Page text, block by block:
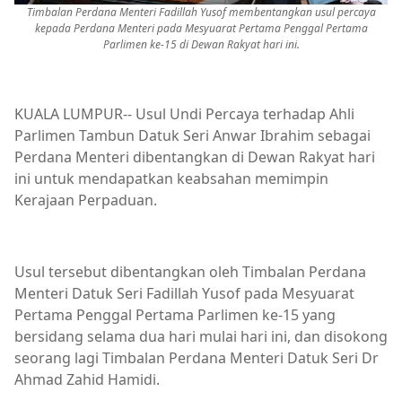
Timbalan Perdana Menteri Fadillah Yusof membentangkan usul percaya
kepada Perdana Menteri pada Mesyuarat Pertama Penggal Pertama
Parlimen ke-15 di Dewan Rakyat hari ini.
KUALA LUMPUR-- Usul Undi Percaya terhadap Ahli
Parlimen Tambun Datuk Seri Anwar Ibrahim sebagai
Perdana Menteri dibentangkan di Dewan Rakyat hari
ini untuk mendapatkan keabsahan memimpin
Kerajaan Perpaduan.
Usul tersebut dibentangkan oleh Timbalan Perdana
Menteri Datuk Seri Fadillah Yusof pada Mesyuarat
Pertama Penggal Pertama Parlimen ke-15 yang
bersidang selama dua hari mulai hari ini, dan disokong
seorang lagi Timbalan Perdana Menteri Datuk Seri Dr
Ahmad Zahid Hamidi.